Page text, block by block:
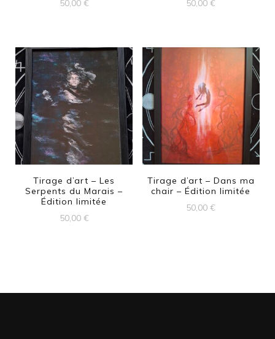
50,00 €
50,00€
Tirage d’art – Les
Serpents du Marais –
Édition limitée
50,00 €
Tirage d’art – Dans ma
chair – Édition limitée
50,00€